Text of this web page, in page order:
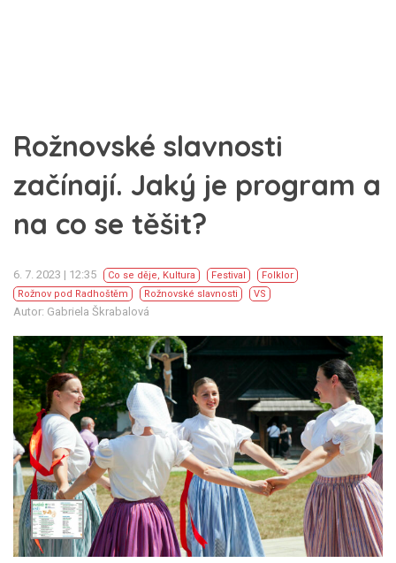
Rožnovské slavnosti
začínají. Jaký je program a
na co se těšit?
6. 7. 2023 | 12:35 Co se děje, Kultura Festival
Folklor
Rožnov pod Radhoštěm
Rožnovské slavnosti VS
Autor: Gabriela Škrabalová